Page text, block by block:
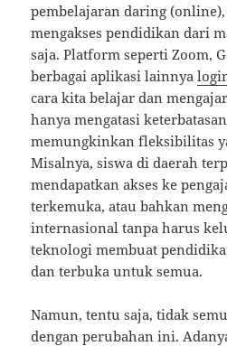
pembelajaran daring
mengakses pendidikan dari
saja. Platform seperti Zoom,
berbagai aplikasi lainnya
cara kita belajar dan
hanya mengatasi
memungkinkan fleksibilitas
Misalnya, siswa di daerah
mendapatkan akses ke
terkemuka, atau bahkan
internasional tanpa harus
teknologi membuat
dan terbuka untuk semua.
Namun, tentu saja, tidak
dengan perubahan ini.